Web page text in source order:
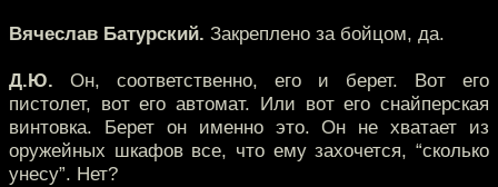
Вячеслав Батурский. Закреплено за бойцом, да.
Д.Ю. Он, соответственно, его и берет. Вот его
пистолет, вот его автомат. Или вот его снайперская
винтовка. Берет он именно это. Он не хватает из
оружейных шкафов все, что ему захочется, “сколько
унесу”. Нет?